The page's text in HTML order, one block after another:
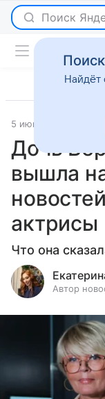
Поиск
5 июня 2025
Дочь
вышла
актрисы
Что она
Автор
Найдёт